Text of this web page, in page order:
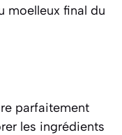
moelleux final du
parfaitement
les ingrédients